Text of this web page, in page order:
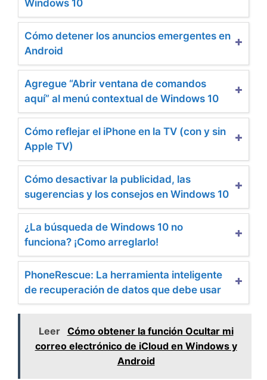
Windows 10
Cómo detener los anuncios emergentes en
Android
Agregue “Abrir ventana de comandos
aquí” al menú contextual de Windows 10
Cómo reflejar el iPhone en la TV (con y sin
Apple TV)
Cómo desactivar la publicidad, las
sugerencias y los consejos en Windows 10
¿La búsqueda de Windows 10 no
funciona? ¡Como arreglarlo!
PhoneRescue: La herramienta inteligente
de recuperación de datos que debe usar
Leer Cómo obtener la función Ocultar mi
correo electrónico de iCloud en Windows y
Android